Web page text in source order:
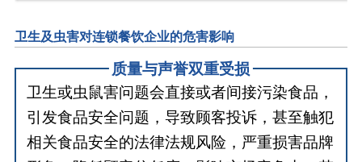
卫生及虫害对连锁餐饮企业的危害影响
质量与声誉双重受损
卫生或虫鼠害问题会直接或者间接污染食品，
引发食品安全问题，导致顾客投诉，甚至触犯
相关食品安全的法律法规风险，严重损害品牌